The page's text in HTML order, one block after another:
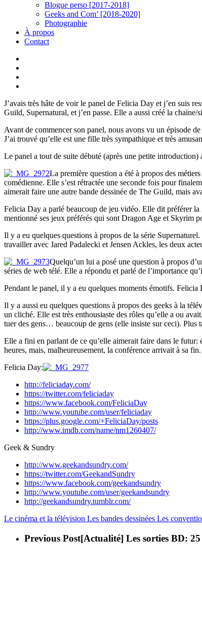
Blogue perso [2017-2018]
Geeks and Com’ [2018-2020]
Photographie
À propos
Contact
J’avais très hâte de voir le panel de Felicia Day et j’en suis
Guild, Supernatural, et j’en passe. Elle a aussi créé la
Avant de commencer son panel, nous avons vu un épisode
J’ai trouvé qu’elle est une fille très sympathique et très
Le panel a tout de suite débuté (après une petite introduction)
La première question a été à propos des
comédienne. Elle s’est rétractée une seconde fois pour
aimerait faire une autre bande dessinée de The Guild, mais
Felicia Day a parlé beaucoup de jeu vidéo. Elle dit préférer la
mentionné ses jeux préférés qui sont Dragon Age et Skyrim
Il y a eu quelques questions à propos de la série
travailler avec Jared Padalecki et Jensen Ackles, les deux
Quelqu’un lui a posé une question à propos
séries de web télé. Elle a répondu et parlé de l’importance
Pendant le panel, il y a eu quelques moments émotifs.
Il y a aussi eu quelques questions à propos des geeks à la
un cliché. Elle est très enthousiaste des rôles qu’elle a ou
tuer des gens… beaucoup de gens (elle insiste sur ceci). Plus
Elle a fini en parlant de ce qu’elle aimerait faire dans le
heures, mais, malheureusement, la conférence arrivait à sa fin.
Felicia Day:
http://feliciaday.com/
https://twitter.com/feliciaday
https://www.facebook.com/FeliciaDay
http://www.youtube.com/user/feliciaday
https://plus.google.com/+FeliciaDay/posts
http://www.imdb.com/name/nm1260407/
Geek & Sundry
http://www.geekandsundry.com/
https://twitter.com/GeekandSundry
https://www.facebook.com/geekandsundry
http://www.youtube.com/user/geekandsundry
http://geekandsundry.tumblr.com/
Le cinéma et la télévision Les bandes dessinées Les
Previous Post[Actualité] Les sorties BD: 25